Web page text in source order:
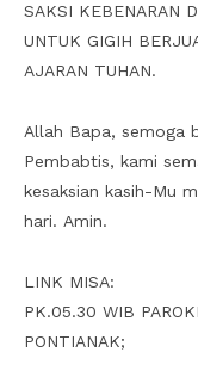
SAKSI KEBENARAN
UNTUK GIGIH
AJARAN TUHAN.
Allah Bapa, semoga
Pembabtis, kami
kesaksian kasih-Mu
hari. Amin.
LINK MISA:
PK.05.30 WIB
PONTIANAK;